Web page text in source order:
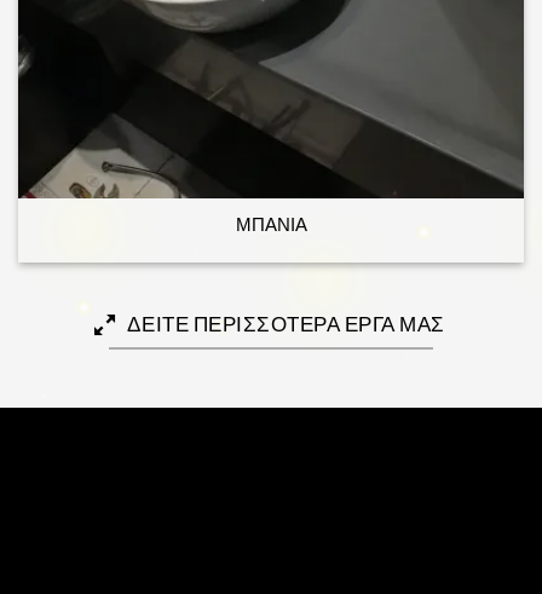
ΜΠΑΝΙΑ
ΔΕΙΤΕ ΠΕΡΙΣΣΟΤΕΡΑ ΕΡΓΑ ΜΑΣ